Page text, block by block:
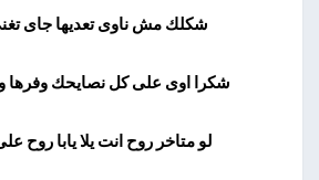
شكلك مش ناوى تعديها جاى
شكرا اوى على كل نصايحك وفرها
لو متاخر روح انت يلا يابا روح